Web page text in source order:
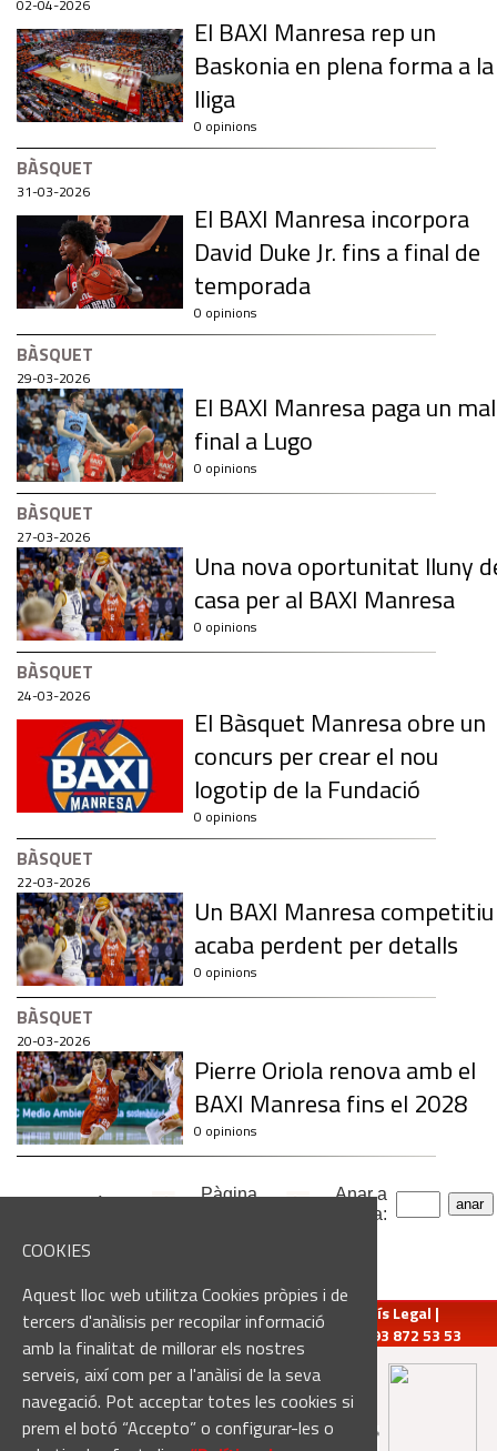
COOKIES
Aquest lloc web utilitza Cookies pròpies i de
tercers d'anàlisis per recopilar informació
amb la finalitat de millorar els nostres
serveis, així com per a l'anàlisi de la seva
navegació. Pot acceptar totes les cookies si
prem el botó “Accepto” o configurar-les o
02-04-2026
El BAXI Manresa rep un
Baskonia en plena forma a la
lliga
0 opinions
BÀSQUET
31-03-2026
El BAXI Manresa incorpora
David Duke Jr. fins a final de
temporada
0 opinions
BÀSQUET
29-03-2026
El BAXI Manresa paga un mal
final a Lugo
0 opinions
BÀSQUET
27-03-2026
Una nova oportunitat lluny
casa per al BAXI Manresa
0 opinions
BÀSQUET
24-03-2026
El Bàsquet Manresa obre un
concurs per crear el nou
logotip de la Fundació
0 opinions
BÀSQUET
22-03-2026
Un BAXI Manresa competitiu
acaba perdent per detalls
0 opinions
BÀSQUET
20-03-2026
Pierre Oriola renova amb el
BAXI Manresa fins el 2028
0 opinions
Pàgina
Anar a
pàgina:
redaccio@manresadiari.cat Qui som Avís Legal |
Pompeu Fabra, 7-13, 08240-Manresa | Tel.: 93 872 53 53
Altres mitjans del grup: